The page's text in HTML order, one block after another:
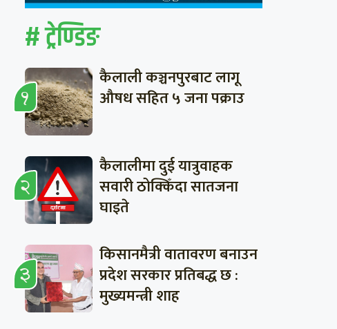
# ट्रेण्डिङ
कैलाली कञ्चनपुरबाट लागू
औषध सहित ५ जना पक्राउ
कैलालीमा दुई यात्रुवाहक
सवारी ठोक्किँदा सातजना
घाइते
किसानमैत्री वातावरण बनाउन
प्रदेश सरकार प्रतिबद्ध छ :
मुख्यमन्त्री शाह